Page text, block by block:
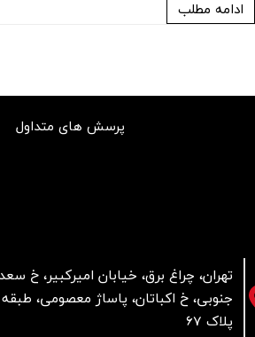
ادامه مطلب
تهران، چراغ برق، خیابان امیرکبیر، خ
جنوبی، خ اکباتان، پاساژ معصومی، طبقه
پلاک 67
پرسش های متداول